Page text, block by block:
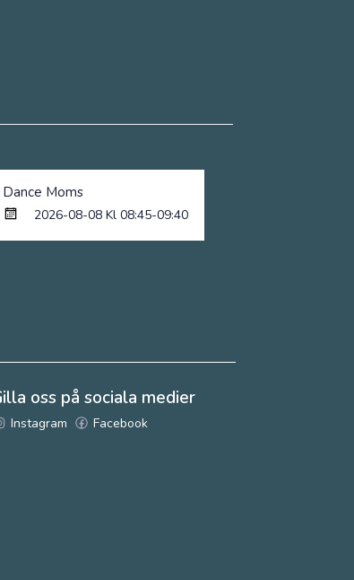
Dance Moms
2026-08-08 Kl 08:45-09:40
oss på sociala medier
Instagram Facebook